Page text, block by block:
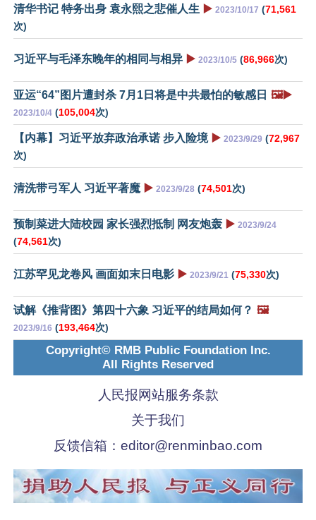
清华书记 特务出身 袁永熙之悲催人生 ▶️ 2023/10/17 (71,561
次)
习近平与毛泽东晚年的相同与相异 ▶️ 2023/10/5 (86,966次)
亚运“64”图片遭封杀 7月1日将是中共最怕的敏感日 🖼️▶️
2023/10/4 (105,004次)
【内幕】习近平放弃政治承诺 步入险境 ▶️ 2023/9/29 (72,967
次)
清洗带弓军人 习近平著魔 ▶️ 2023/9/28 (74,501次)
预制菜进大陆校园 家长强烈抵制 网友炮轰 ▶️ 2023/9/24
(74,561次)
江苏罕见龙卷风 画面如末日电影 ▶️ 2023/9/21 (75,330次)
试解《推背图》第四十六象 习近平的结局如何？ 🖼️
2023/9/16 (193,464次)
Copyright© RMB Public Foundation Inc.
All Rights Reserved
人民报网站服务条款
关于我们
反馈信箱： editor@renminbao.com